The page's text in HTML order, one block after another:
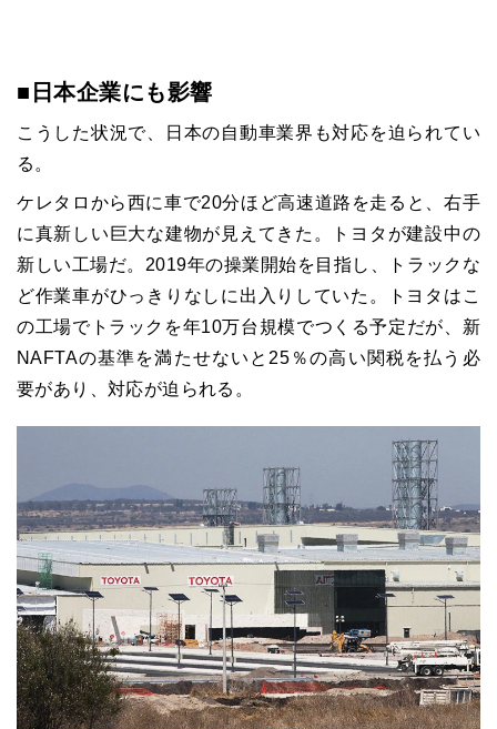
■日本企業にも影響
こうした状況で、日本の自動車業界も対応を迫られてい
る。
ケレタロから西に車で20分ほど高速道路を走ると、右手
に真新しい巨大な建物が見えてきた。トヨタが建設中の
新しい工場だ。2019年の操業開始を目指し、トラックな
ど作業車がひっきりなしに出入りしていた。トヨタはこ
の工場でトラックを年10万台規模でつくる予定だが、新
NAFTAの基準を満たせないと25％の高い関税を払う必
要があり、対応が迫られる。